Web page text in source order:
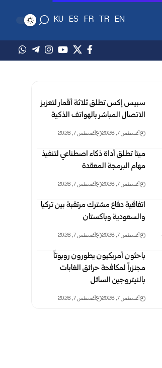
EN
TR
FR
ES
KU
سبيس إكس تطلق ثلاثة أقمار لتعزيز
الاتصال المباشر بالهواتف الذكية
أغسطس 7, 2026 أغسطس 7, 2026
ميتا تطلق أداة ذكاء اصطناعي لتنفيذ
مهام البرمجة المعقدة
أغسطس 7, 2026 أغسطس 7, 2026
اتفاقية دفاع مشترك مرتقبة بين تركيا
والسعودية وباكستان
أغسطس 7, 2026 أغسطس 7, 2026
باحثون أمريكيون يطورون روبوتاً
مجنزراً لمكافحة حرائق الغابات
بالنيتروجين السائل
أغسطس 7, 2026 أغسطس 7, 2026